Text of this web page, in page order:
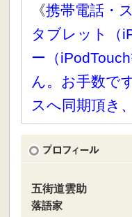
《携帯電話・
タブレット（
ー（
ん。お手数で
スへ同期頂き
五街道雲助
落語家